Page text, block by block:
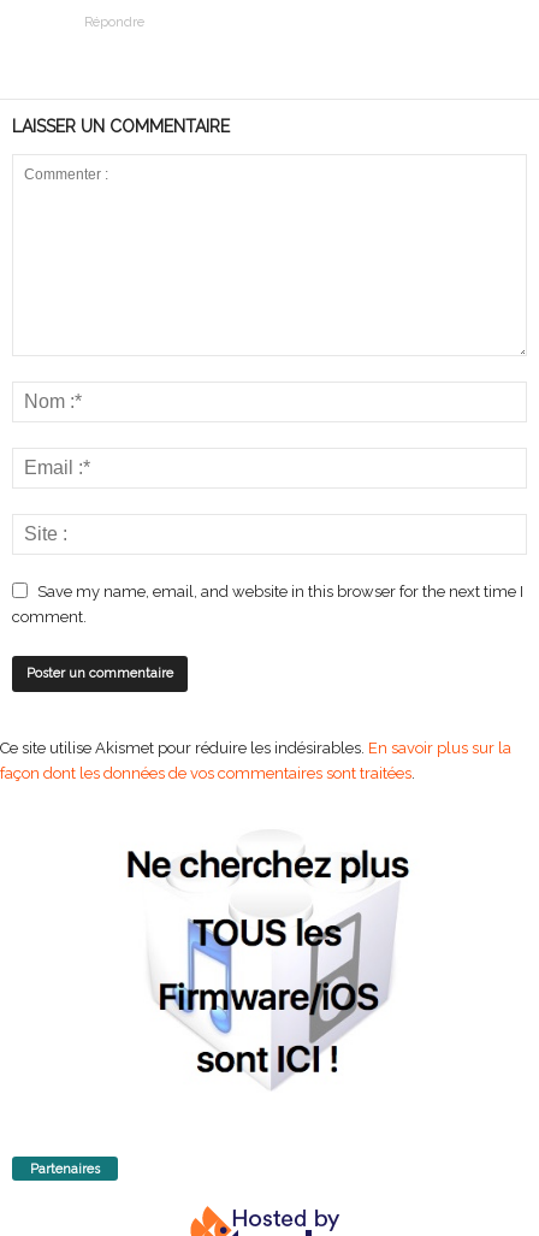
Répondre
LAISSER UN COMMENTAIRE
Save my name, email, and website in this browser for the next time I
comment.
Ce site utilise Akismet pour réduire les indésirables. En savoir plus sur la
façon dont les données de vos commentaires sont traitées.
Partenaires